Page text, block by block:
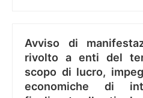
Avviso di
rivolto a enti del
scopo di lucro,
economiche di